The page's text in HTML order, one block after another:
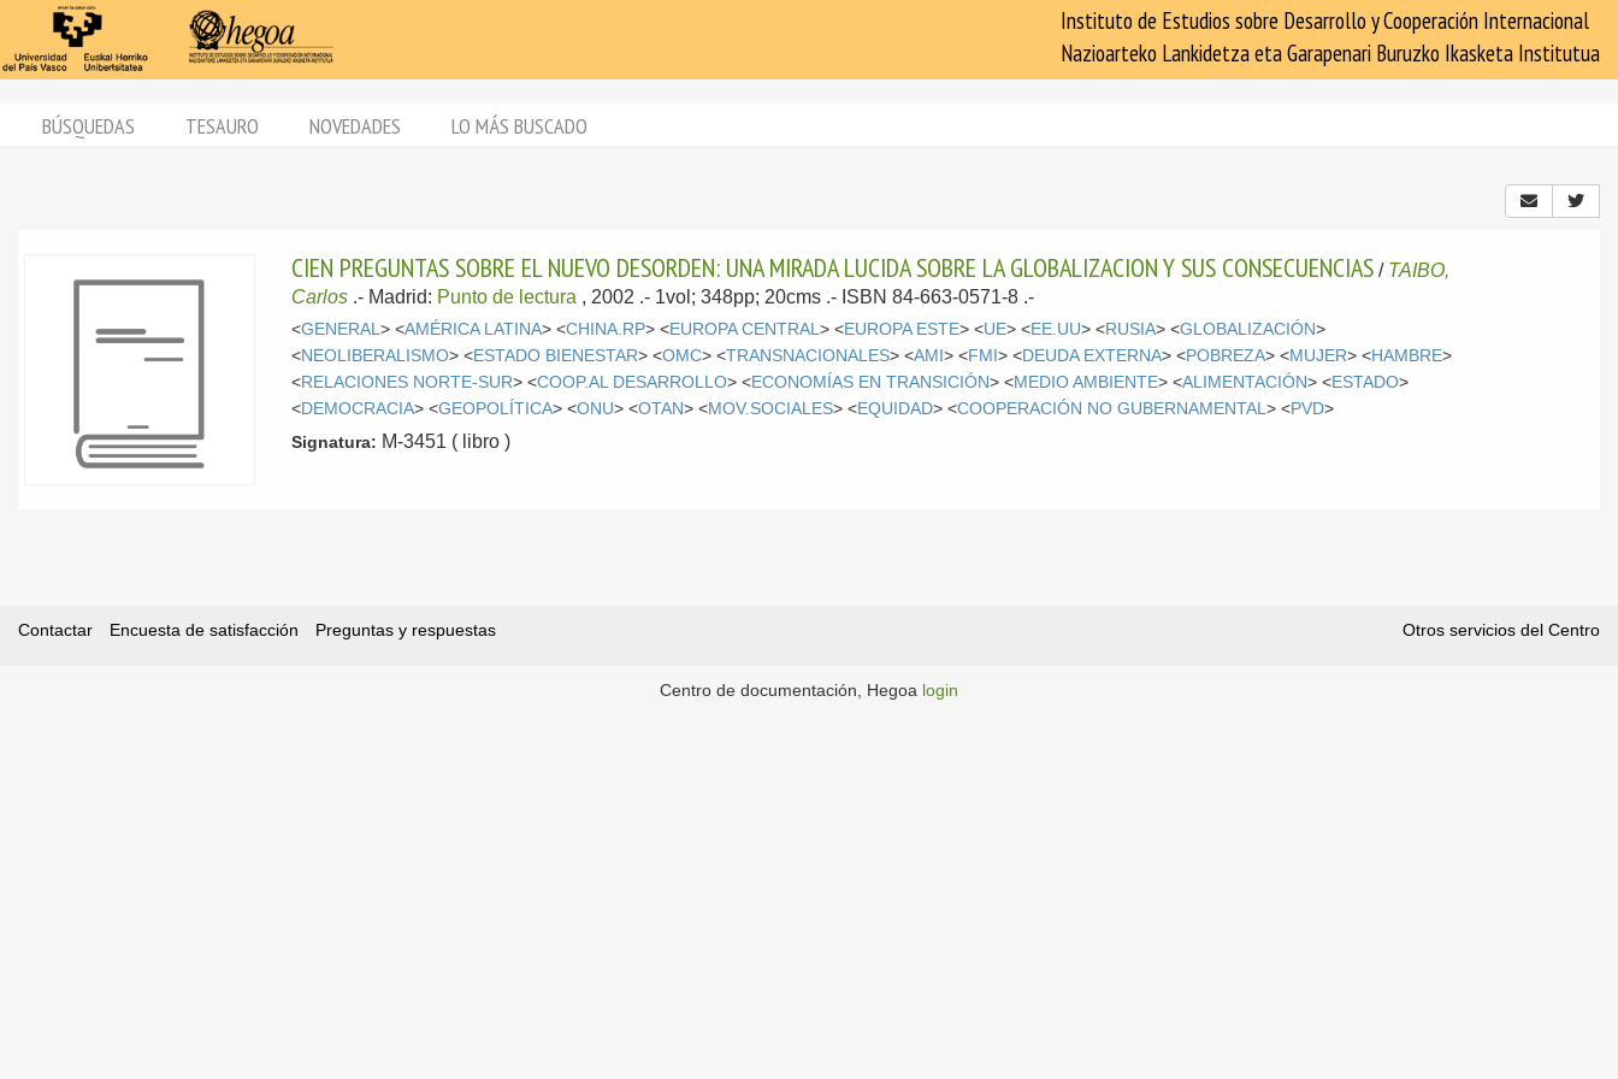
Instituto de Estudios sobre Desarrollo y Cooperación Internacional
Nazioarteko Lankidetza eta Garapenari Buruzko Ikasketa Institutua
BÚSQUEDAS TESAURO NOVEDADES LO MÁS BUSCADO
CIEN PREGUNTAS SOBRE EL NUEVO DESORDEN: UNA MIRADA LUCIDA SOBRE LA GLOBALIZACION Y SUS CONSECUENCIAS / TAIBO,
Carlos .- Madrid: Punto de lectura , 2002 .- 1vol; 348pp; 20cms .- ISBN 84-663-0571-8 .-
<GENERAL> <AMÉRICA LATINA> <CHINA.RP> <EUROPA CENTRAL> <EUROPA ESTE> <UE> <EE.UU> <RUSIA> <GLOBALIZACIÓN>
<NEOLIBERALISMO> <ESTADO BIENESTAR> <OMC> <TRANSNACIONALES> <AMI> <FMI> <DEUDA EXTERNA> <POBREZA> <MUJER> <HAMBRE>
<RELACIONES NORTE-SUR> <COOP.AL DESARROLLO> <ECONOMÍAS EN TRANSICIÓN> <MEDIO AMBIENTE> <ALIMENTACIÓN> <ESTADO>
<DEMOCRACIA> <GEOPOLÍTICA> <ONU> <OTAN> <MOV.SOCIALES> <EQUIDAD> <COOPERACIÓN NO GUBERNAMENTAL> <PVD>
Signatura: M-3451 ( libro )
Contactar Encuesta de satisfacción Preguntas y respuestas Otros servicios del Centro
Centro de documentación, Hegoa login